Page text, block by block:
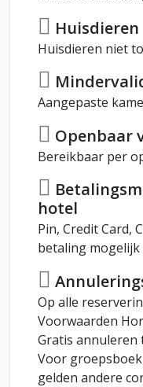
Huisdieren
Huisdieren niet
Aangepaste
Openbaar
Bereikbaar per
hotel
Pin, Credit Card,
betaling mogelijk
Op alle
Voorwaarden
Gratis annuleren
Voor
gelden andere